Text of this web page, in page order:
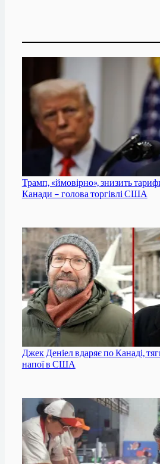
Трамп, «ймовірно», знизить
Канади – голова торгівлі США
Джек Деніел вдаряє по Канаді,
напої в США